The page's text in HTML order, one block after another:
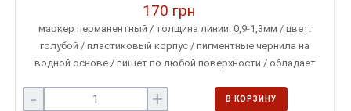
170 грн
маркер перманентный / толщина линии: 0,9-1,3мм / цвет:
голубой / пластиковый корпус / пигментные чернила на
водной основе / пишет по любой поверхности / обладает
- + В КОРЗИНУ